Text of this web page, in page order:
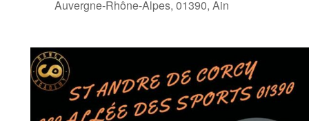
Auvergne-Rhône-Alpes, 01390, Ain